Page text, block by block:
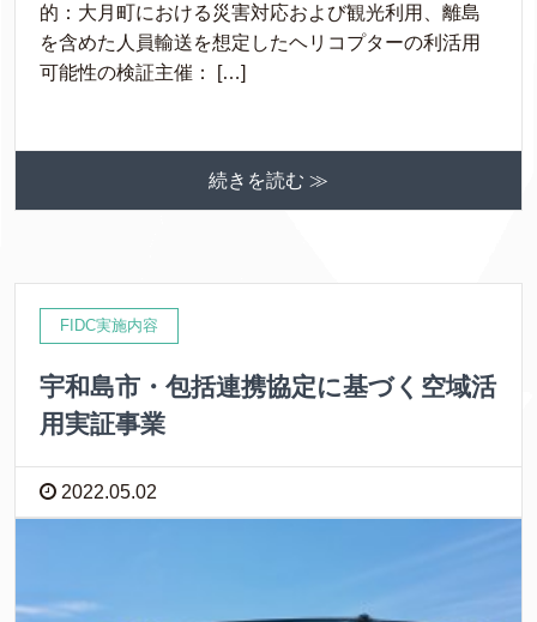
的：大月町における災害対応および観光利用、離島
を含めた人員輸送を想定したヘリコプターの利活用
可能性の検証主催： […]
続きを読む ≫
FIDC実施内容
宇和島市・包括連携協定に基づく空域活
用実証事業
2022.05.02